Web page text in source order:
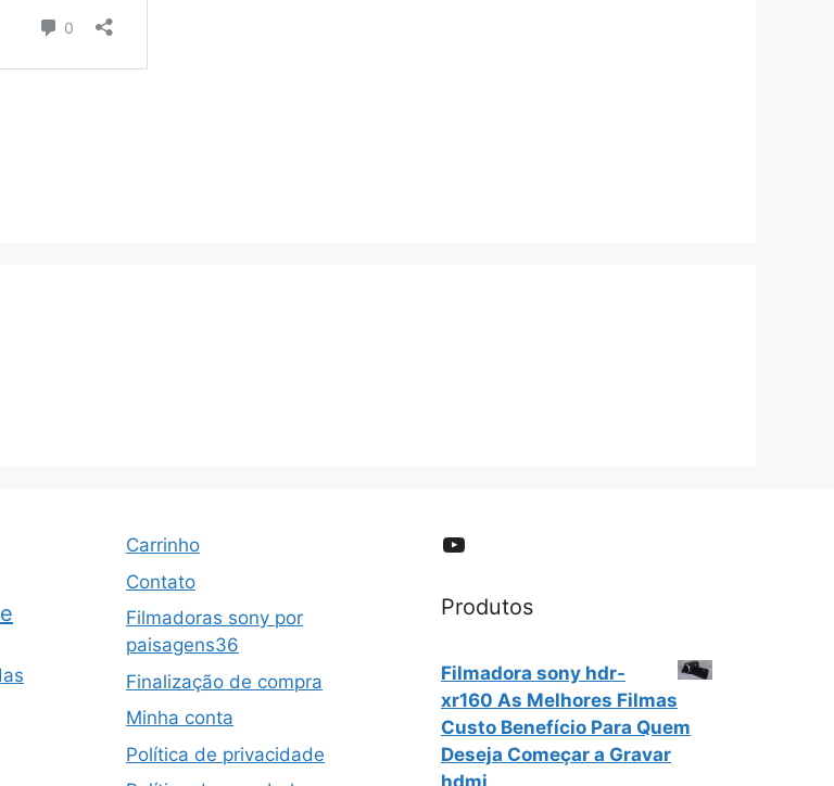
Carrinho
Contato
Filmadoras sony por
paisagens36
Finalização de compra
Minha conta
Política de privacidade
YouTube
Produtos
Filmadora sony hdr-
xr160 As Melhores Filmas
Custo Benefício Para Quem
Deseja Começar a Gravar